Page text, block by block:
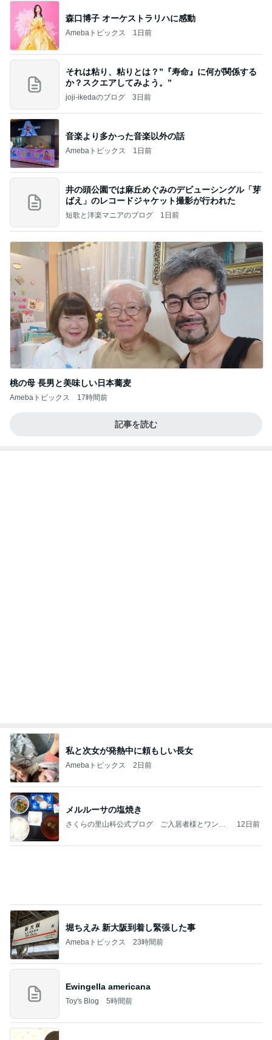
森口博子 オーケストラリハに感動
Amebaトピックス 1日前
それは粘り、粘りとは？”『寿命』に何が関係する
か？スクエアしてみよう。”
joji-ikedaのブログ 3日前
音楽より多かった音楽以外の話
Amebaトピックス 1日前
井の頭公園では麻丘めぐみのデビューシングル「芽
ばえ」のレコードジャケット撮影が行われた
短歌と洋楽マニアのブログ 1日前
桃の母 長男と美味しい日本蕎麦
Amebaトピックス 17時間前
記事を読む
私と次女が発熱中に頼もしい長女
Amebaトピックス 2日前
メルルーサの塩焼き
さくらの里山科公式ブログ ご入居者様とワンち
12日前
堀ちえみ 新大阪到着し緊張した事
Amebaトピックス 23時間前
Ewingella americana
Toy's Blog 5時間前